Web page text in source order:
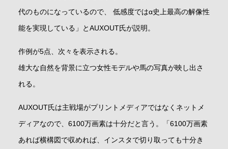
代のものになっているので、 低感度ではα史上最高の解像性
能を実現している」とAUXOUT氏が説明。
作例が5点、次々を表示される。
雄大な自然を背景に立つ女性モデルや馬の写真が映し出さ
れる。
AUXOUT氏は主戦場がプリントメディアではなくネットメ
ディアなので、6100万画素は十分だと言う。「6100万画素
あれば横構図で収めれば、インスタで切り取っても十分き